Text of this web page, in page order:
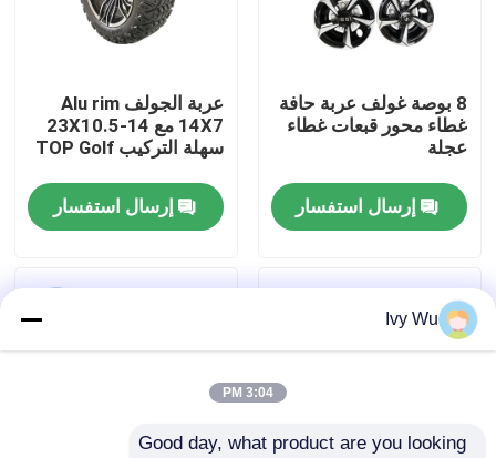
جولة في المعمل
مراقبة الجودة
أخبار
مرايا جانبية لعربة الجولف
لوحة القيادة عربة الجولف
8 بوصة غولف عربة حافة
غطاء محور قبعات غطاء
عجلة
إرسال استفسار
عربة الجولف Alu rim
14X7 مع 23X10.5-14
سهلة التركيب TOP Golf
إرسال استفسار
Ivy Wu
3:04 PM
Good day, what product are you looking